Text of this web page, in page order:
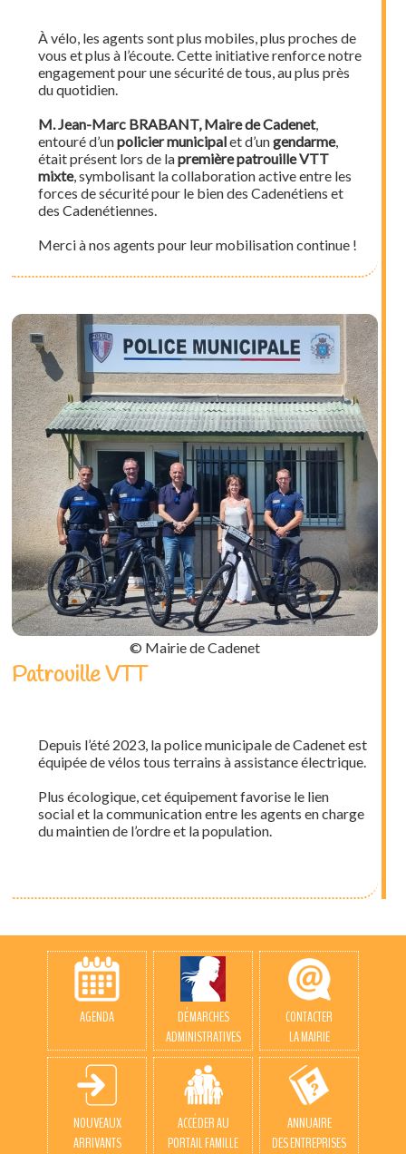
À vélo, les agents sont plus mobiles, plus proches de
vous et plus à l’écoute. Cette initiative renforce notre
engagement pour une sécurité de tous, au plus près
du quotidien.
M. Jean-Marc BRABANT, Maire de Cadenet,
entouré d’unpolicier municipalet d’ungendarme,
était présent lors de lapremière patrouille VTT
mixte, symbolisant la collaboration active entre les
forces de sécurité pour le bien des Cadenétiens et
des Cadenétiennes.
Merci à nos agents pour leur mobilisation continue !
© Mairie de Cadenet
Patrouille VTT
Depuis l’été 2023, la police municipale de Cadenet est
équipée de vélos tous terrains à assistance électrique.
Plus écologique, cet équipement favorise le lien
social et la communication entre les agents en charge
du maintien de l’ordre et la population.
AGENDA
DÉMARCHES
ADMINISTRATIVES
CONTACTER
LA MAIRIE
NOUVEAUX
ARRIVANTS
ACCÉDER AU
PORTAIL FAMILLE
ANNUAIRE
DES ENTREPRISES